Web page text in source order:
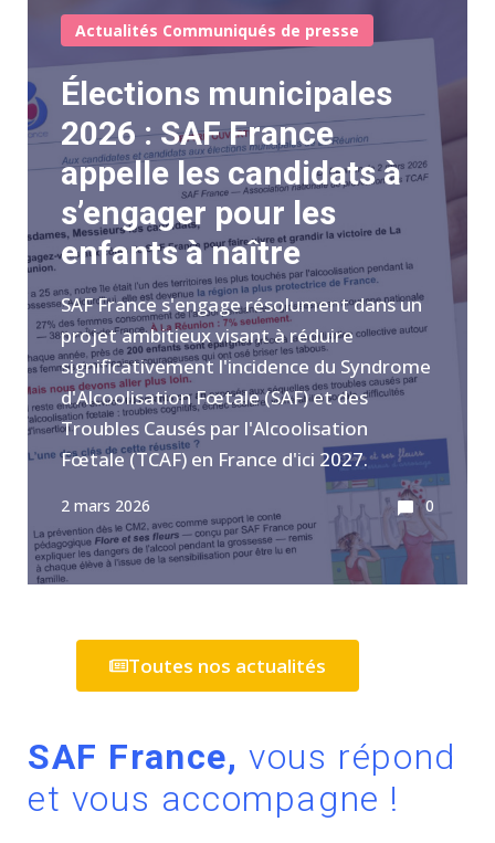
Actualités Communiqués de presse
Élections municipales
2026 : SAF France
appelle les candidats à
s’engager pour les
enfants à naître
SAF France s'engage résolument dans un
projet ambitieux visant à réduire
significativement l'incidence du Syndrome
d'Alcoolisation Fœtale (SAF) et des
Troubles Causés par l'Alcoolisation
Fœtale (TCAF) en France d'ici 2027.
2 mars 2026 0
Toutes nos actualités
SAF France,vous répond
et vous accompagne !